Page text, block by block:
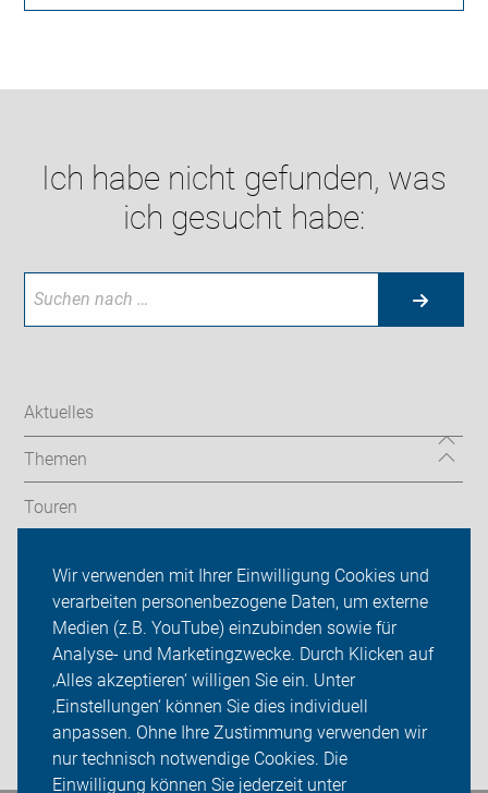
Wir verwenden mit Ihrer Einwilligung Cookies und
verarbeiten personenbezogene Daten, um externe
Medien (z.B. YouTube) einzubinden sowie für
Analyse- und Marketingzwecke. Durch Klicken auf
‚Alles akzeptieren‘ willigen Sie ein. Unter
‚Einstellungen‘ können Sie dies individuell
anpassen. Ohne Ihre Zustimmung verwenden wir
nur technisch notwendige Cookies. Die
Einwilligung können Sie jederzeit unter
Ich habe nicht gefunden, was
ich gesucht habe:
Aktuelles
Themen
Touren
Service
ADFC Wennigsen/Barsinghausen
Sei dabei
Login